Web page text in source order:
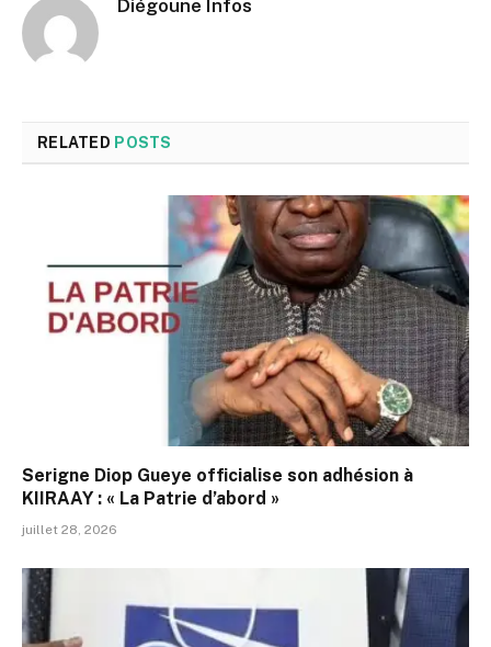
Diégoune Infos
RELATED POSTS
Serigne Diop Gueye officialise son adhésion à
KIIRAAY : « La Patrie d’abord »
juillet 28, 2026